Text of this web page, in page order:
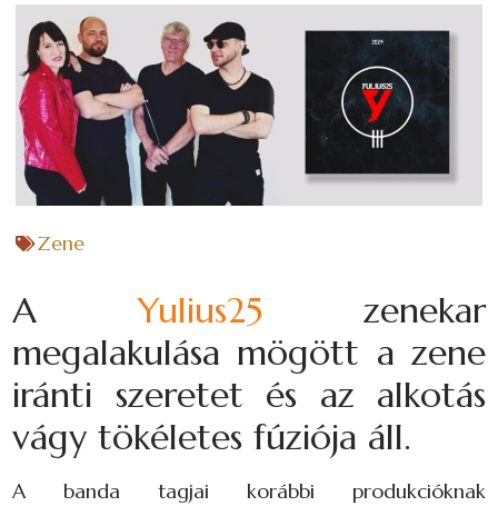
Zene
AYulius25 zenekar
megalakulása mögött a zene
iránti szeretet és az alkotás
vágy tökéletes fúziója áll.
A banda tagjai korábbi produkcióknak